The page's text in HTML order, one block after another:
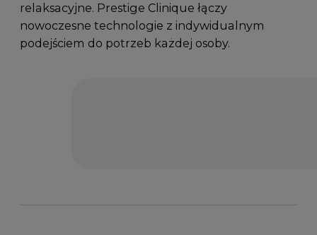
relaksacyjne. Prestige Clinique łączy
nowoczesne technologie z indywidualnym
podejściem do potrzeb każdej osoby.